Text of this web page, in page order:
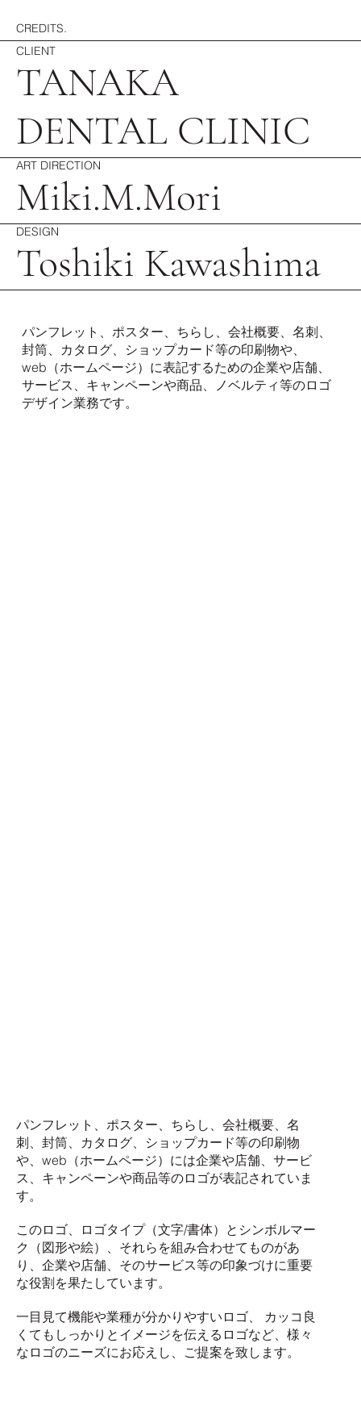
パンフレット、ポスター、ちらし、会社概要、名
刺、封筒、カタログ、ショップカード等の印刷物
や、web（ホームページ）には企業や店舗、サービ
ス、キャンペーンや商品等のロゴが表記されていま
す。
このロゴ、ロゴタイプ（文字/書体）とシンボルマー
ク（図形や絵）、それらを組み合わせてものがあ
り、企業や店舗、そのサービス等の印象づけに重要
な役割を果たしています。
一目見て機能や業種が分かりやすいロゴ、 カッコ良
くてもしっかりとイメージを伝えるロゴなど、様々
なロゴのニーズにお応えし、ご提案を致します。
CREDITS.
CLIENT
TANAKA
DENTAL CLINIC
ART DIRECTION
Miki.M.Mori
DESIGN
Toshiki Kawashima
パンフレット、ポスター、ちらし、会社概要、名刺、
封筒、カタログ、ショップカード等の印刷物や、
web（ホームページ）に表記するための企業や店舗、
サービス、キャンペーンや商品、ノベルティ等のロゴ
デザイン業務です。